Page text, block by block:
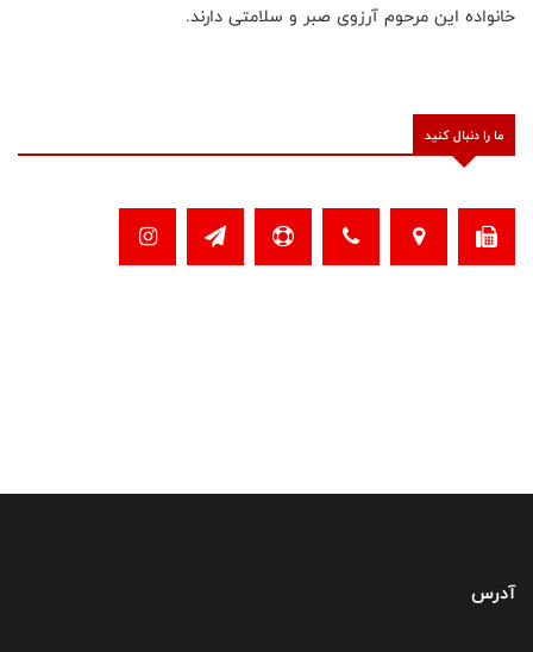
خانواده این مرحوم آرزوی صبر و سلامتی دارند.
ما را دنبال کنید
آدرس